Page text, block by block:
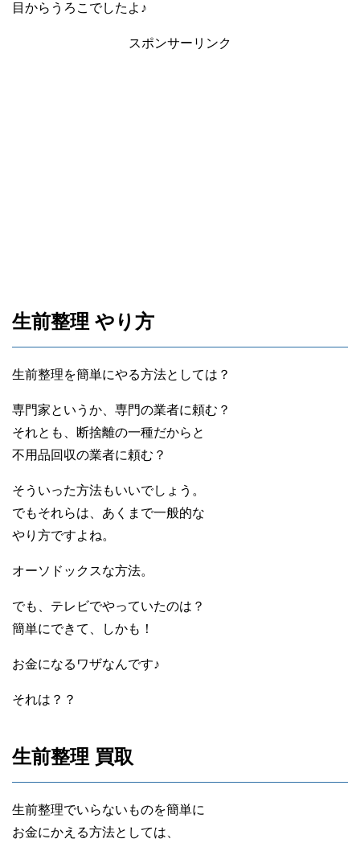
目からうろこでしたよ♪
スポンサーリンク
生前整理 やり方
生前整理を簡単にやる方法としては？
専門家というか、専門の業者に頼む？
それとも、断捨離の一種だからと
不用品回収の業者に頼む？
そういった方法もいいでしょう。
でもそれらは、あくまで一般的な
やり方ですよね。
オーソドックスな方法。
でも、テレビでやっていたのは？
簡単にできて、しかも！
お金になるワザなんです♪
それは？？
生前整理 買取
生前整理でいらないものを簡単に
お金にかえる方法としては、